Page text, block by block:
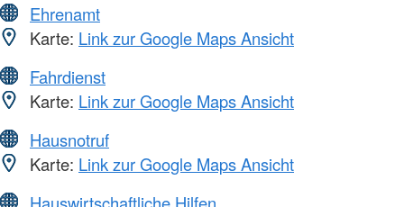
Ehrenamt
Karte: Link zur Google Maps Ansicht
Fahrdienst
Karte: Link zur Google Maps Ansicht
Hausnotruf
Karte: Link zur Google Maps Ansicht
Hauswirtschaftliche Hilfen